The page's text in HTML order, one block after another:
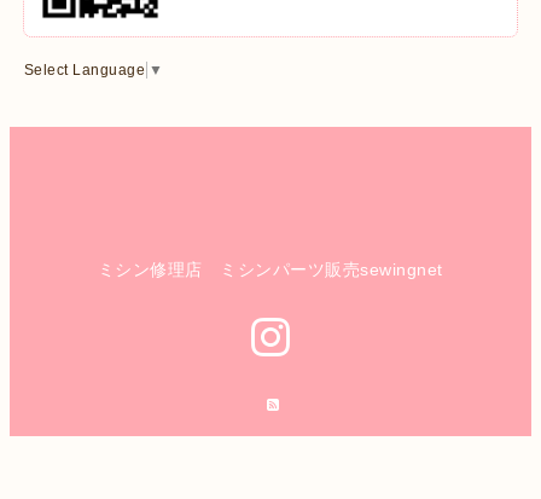
Select Language ▼
ミシン修理店 ミシンパーツ販売sewingnet